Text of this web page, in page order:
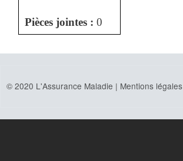
Pièces jointes : 0
© 2020 L'Assurance Maladie | Mentions légales